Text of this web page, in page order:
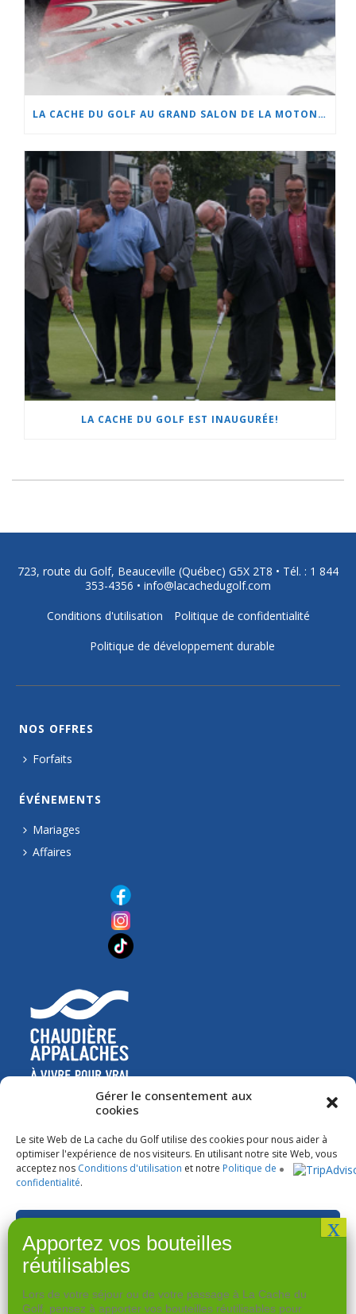
Gérer le consentement aux
cookies
Le site Web de La cache du Golf utilise des cookies pour nous aider à
optimiser l'expérience de nos visiteurs. En utilisant notre site Web, vous
acceptez nos Conditions d'utilisation et notre Politique de
confidentialité.
Voir les préférences
LA CACHE DU GOLF AU GRAND SALON DE LA MOTONEIGE ET DU QUAD
LA CACHE DU GOLF EST INAUGURÉE!
723, route du Golf, Beauceville (Québec) G5X 2T8 • Tél. : 1 844
353-4356 • info@lacachedugolf.com
Conditions d'utilisation
Politique de confidentialité
Politique de développement durable
NOS OFFRES
Forfaits
ÉVÉNEMENTS
Mariages
Affaires
Lors de votre séjour ou de votre passage à La Cache du
Golf, pensez à apporter vos bouteilles réutilisables pour